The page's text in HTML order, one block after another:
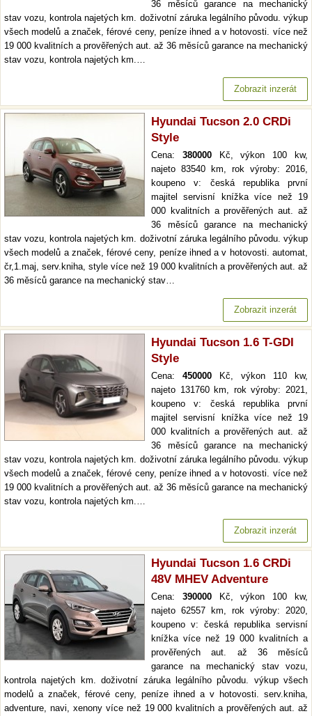
36 měsíců garance na mechanický
stav vozu, kontrola najetých km. doživotní záruka legálního původu. výkup
všech modelů a značek, férové ceny, peníze ihned a v hotovosti. více než
19 000 kvalitních a prověřených aut. až 36 měsíců garance na mechanický
stav vozu, kontrola najetých km.…
Zobrazit inzerát
Hyundai Tucson 2.0 CRDi
Style
Cena: 380000Kč, výkon 100 kw,
najeto 83540 km, rok výroby: 2016,
koupeno v: česká republika první
majitel servisní knížka více než 19
000 kvalitních a prověřených aut. až
36 měsíců garance na mechanický
stav vozu, kontrola najetých km. doživotní záruka legálního původu. výkup
všech modelů a značek, férové ceny, peníze ihned a v hotovosti. automat,
čr,1.maj, serv.kniha, style více než 19 000 kvalitních a prověřených aut. až
36 měsíců garance na mechanický stav…
Zobrazit inzerát
Hyundai Tucson 1.6 T-GDI
Style
Cena: 450000 Kč, výkon 110 kw,
najeto 131760 km, rok výroby: 2021,
koupeno v: česká republika první
majitel servisní knížka více než 19
000 kvalitních a prověřených aut. až
36 měsíců garance na mechanický
stav vozu, kontrola najetých km. doživotní záruka legálního původu. výkup
všech modelů a značek, férové ceny, peníze ihned a v hotovosti. více než
19 000 kvalitních a prověřených aut. až 36 měsíců garance na mechanický
stav vozu, kontrola najetých km.…
Zobrazit inzerát
Hyundai Tucson 1.6 CRDi
48V MHEV Adventure
Cena: 390000Kč, výkon 100 kw,
najeto 62557 km, rok výroby: 2020,
koupeno v: česká republika servisní
knížka více než 19 000 kvalitních a
prověřených aut. až 36 měsíců
garance na mechanický stav vozu,
kontrola najetých km. doživotní záruka legálního původu. výkup všech
modelů a značek, férové ceny, peníze ihned a v hotovosti. serv.kniha,
adventure, navi, xenony více než 19 000 kvalitních a prověřených aut. až